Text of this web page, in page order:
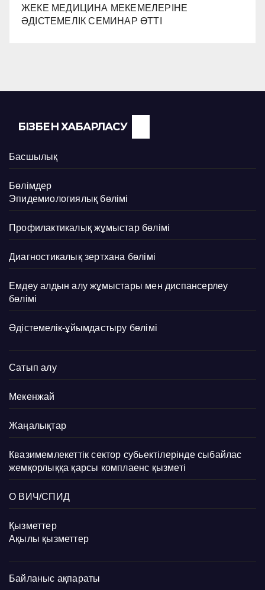
ЖЕКЕ МЕДИЦИНА МЕКЕМЕЛЕРІНЕ
ӘДІСТЕМЕЛІК СЕМИНАР ӨТТІ
БІЗБЕН ХАБАРЛАСУ
Басшылық
Бөлімдер
Эпидемиологиялық бөлімі
Профилактикалық жұмыстар бөлімі
Диагностикалық зертхана бөлімі
Емдеу алдын алу жұмыстары мен диспансерлеу
бөлімі
Әдістемелік-ұйымдастыру бөлімі
Сатып алу
Мекенжай
Жаңалықтар
Квазимемлекеттік сектор субьектілерінде сыбайлас
жемқорлыққа қарсы комплаенс қызметі
О ВИЧ/СПИД
Қызметтер
Ақылы қызметтер
Байланыс ақпараты